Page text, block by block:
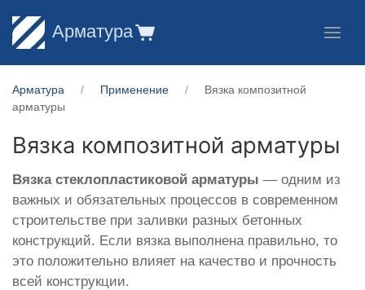
Арматура
Арматура Применение
Вязка композитной
арматуры
Вязка композитной арматуры
Вязка стеклопластиковой арматуры — одним из
важных и обязательных процессов в современном
строительстве при заливки разных бетонных
конструкций. Если вязка выполнена правильно, то
это положительно влияет на качество и прочность
всей конструкции.